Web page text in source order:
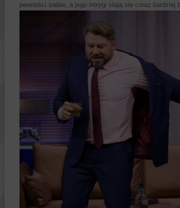
pewności siebie, a jego intrygi stają się coraz bardziej